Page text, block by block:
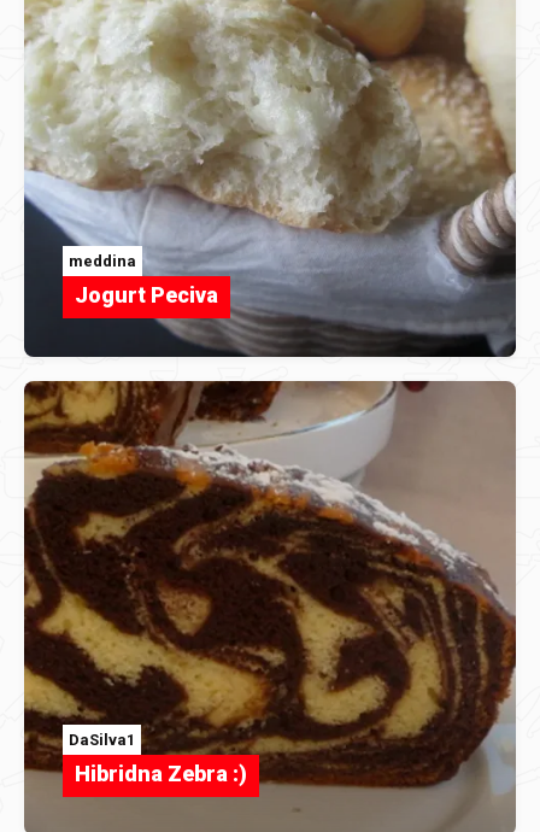
meddina
Jogurt Peciva
DaSilva1
Hibridna Zebra :)